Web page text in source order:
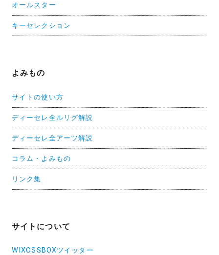
オールスター
キーセレクション
よみもの
サイトの使い方
ディーセレ全ルリグ解説
ディーセレ全アーツ解説
コラム・よみもの
リンク集
サイトについて
WIXOSSBOXツイッター